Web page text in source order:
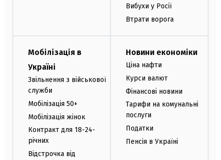
Вибухи у Росії
Втрати ворога
Мобілізація в
Україні
Звільнення з військової
служби
Мобілізація 50+
Мобілізація жінок
Контракт для 18-24-
річних
Відстрочка від
Новини економіки
Ціна нафти
Курси валют
Фінансові новини
Тарифи на комунальні
послуги
Податки
Пенсія в Україні